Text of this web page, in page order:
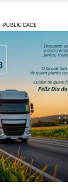
PUBLICIDADE